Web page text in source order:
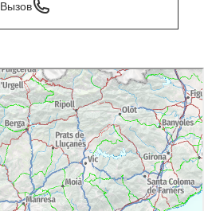
Вызов